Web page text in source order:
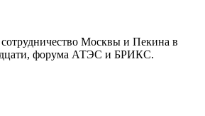
Москвы и Пекина в
форума АТЭС и БРИКС.